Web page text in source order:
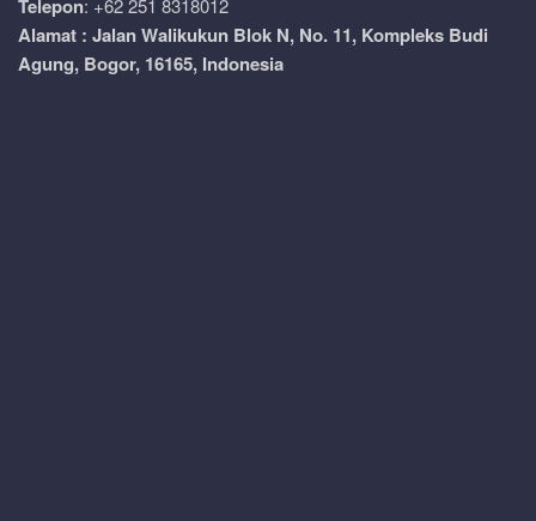
Telepon
Alamat : Jalan Walikukun Blok N, No. 11, Kompleks Budi
Agung, Bogor, 16165, Indonesia